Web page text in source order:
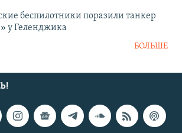
беспилотники поразили танкер
у Геленджика
БОЛЬШЕ